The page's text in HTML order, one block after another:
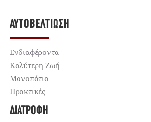
ΑΥΤΟΒΕΛΤΊΩΣΗ
Ενδιαφέροντα
Καλύτερη Ζωή
Μονοπάτια
Πρακτικές
ΔΙΑΤΡΟΦΉ